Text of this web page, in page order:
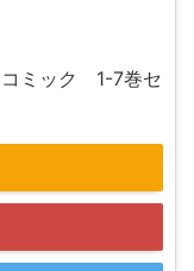
ミック 1-7巻セ